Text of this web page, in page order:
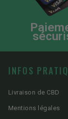
INFOS
Livraison de CBD
Mentions légales